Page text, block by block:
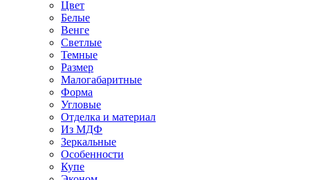
Цвет
Белые
Венге
Светлые
Темные
Размер
Малогабаритные
Форма
Угловые
Отделка и материал
Из МДФ
Зеркальные
Особенности
Купе